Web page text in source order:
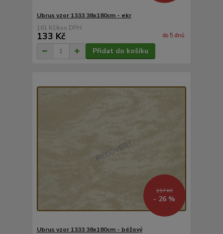
Ubrus vzor 1333 38x180cm - ekr
161 Kč/ks
133 Kč do 5 dnů
Přidat do košíku
217 Kč
- 26 %
Ubrus vzor 1333 38x180cm - béžový